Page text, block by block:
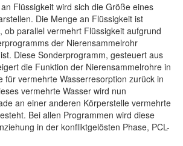
Flüssigkeit wird sich die Größe eines
Die Menge an Flüssigkeit ist
ob parallel vermehrt Flüssigkeit aufgrund
der Nierensammelrohr
Diese Sonderprogramm, gesteuert aus
die Funktion der Nierensammelrohre in
für vermehrte Wasserresorption zurück in
vermehrte Wasser wird nun
an einer anderen Körperstelle vermehrte
Bei allen Programmen wird diese
in der konfliktgelösten Phase, PCL-